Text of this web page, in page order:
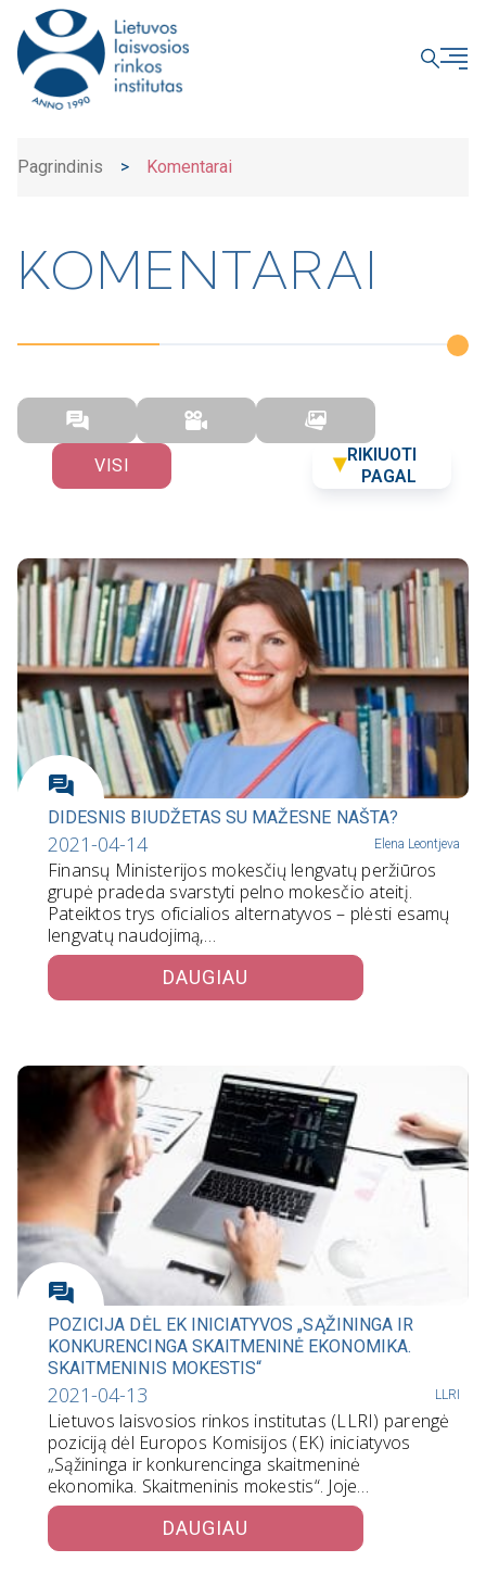
Pagrindinis > Komentarai
KOMENTARAI
VISI
RIKIUOTI
PAGAL
DIDESNIS BIUDŽETAS SU MAŽESNE NAŠTA?
2021-04-14 Elena Leontjeva
Finansų Ministerijos mokesčių lengvatų peržiūros
grupė pradeda svarstyti pelno mokesčio ateitį.
Pateiktos trys oficialios alternatyvos – plėsti esamų
lengvatų naudojimą,…
DAUGIAU
POZICIJA DĖL EK INICIATYVOS „SĄŽININGA IR
KONKURENCINGA SKAITMENINĖ EKONOMIKA.
SKAITMENINIS MOKESTIS“
2021-04-13 LLRI
Lietuvos laisvosios rinkos institutas (LLRI) parengė
poziciją dėl Europos Komisijos (EK) iniciatyvos
„Sąžininga ir konkurencinga skaitmeninė
ekonomika. Skaitmeninis mokestis“. Joje…
DAUGIAU
UŽDARYTI